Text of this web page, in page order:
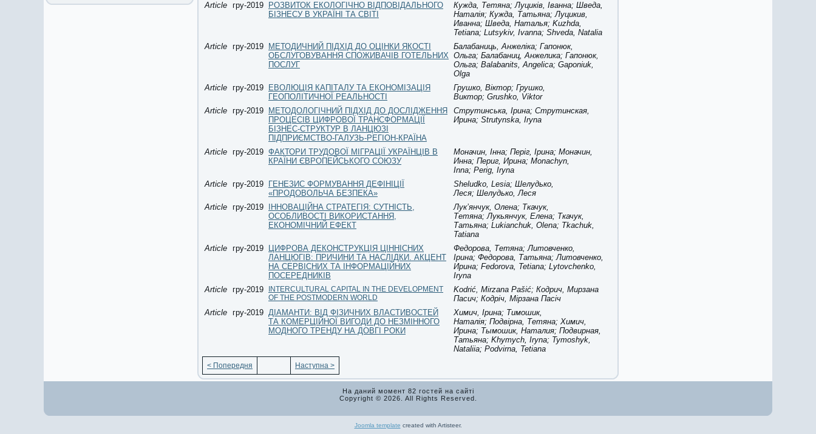
Article
гру-2019
РОЗВИТОК ЕКОЛОГІЧНО ВІДПОВІДАЛЬНОГО
БІЗНЕСУ В УКРАЇНІ ТА СВІТІ
Кужда, Тетяна; Луциків, Іванна; Шведа,
Наталія; Кужда, Татьяна; Луцикив,
Иванна; Шведа, Наталья; Kuzhda,
Tetiana; Lutsykiv, Ivanna; Shveda, Natalia
Article
гру-2019
МЕТОДИЧНИЙ ПІДХІД ДО ОЦІНКИ ЯКОСТІ
ОБСЛУГОВУВАННЯ СПОЖИВАЧІВ ГОТЕЛЬНИХ
ПОСЛУГ
Балабаниць, Анжеліка; Гапонюк,
Ольга; Балабаниц, Анжелика; Гапонюк,
Ольга; Balabanits, Angelica; Gaponiuk,
Olga
Article
гру-2019
ЕВОЛЮЦІЯ КАПІТАЛУ ТА ЕКОНОМІЗАЦІЯ
ГЕОПОЛІТИЧНОЇ РЕАЛЬНОСТІ
Грушко, Віктор; Грушко,
Виктор; Grushko, Viktor
Article
гру-2019
МЕТОДОЛОГІЧНИЙ ПІДХІД ДО ДОСЛІДЖЕННЯ
ПРОЦЕСІВ ЦИФРОВОЇ ТРАНСФОРМАЦІЇ
БІЗНЕС-СТРУКТУР В ЛАНЦЮЗІ
ПІДПРИЄМСТВО-ГАЛУЗЬ-РЕГІОН-КРАЇНА
Струтинська, Ірина; Струтинская,
Ирина; Strutynska, Iryna
Article гру-2019 ФАКТОРИ ТРУДОВОЇ МІГРАЦІЇ УКРАЇНЦІВ В
КРАЇНИ ЄВРОПЕЙСЬКОГО СОЮЗУ
Моначин, Інна; Періг, Ірина; Моначин,
Инна; Периг, Ирина; Monachyn,
Inna; Perig, Iryna
Article
гру-2019
ГЕНЕЗИС ФОРМУВАННЯ ДЕФІНІЦІЇ
«ПРОДОВОЛЬЧА БЕЗПЕКА»
Sheludko, Lesia; Шелудько,
Леся; Шелудько, Леся
Article
гру-2019
ІННОВАЦІЙНА СТРАТЕГІЯ: СУТНІСТЬ,
ОСОБЛИВОСТІ ВИКОРИСТАННЯ,
ЕКОНОМІЧНИЙ ЕФЕКТ
Лук’янчук, Олена; Ткачук,
Тетяна; Лукьянчук, Елена; Ткачук,
Татьяна; Lukianchuk, Olena; Tkachuk,
Tatiana
Article
гру-2019
ЦИФРОВА ДЕКОНСТРУКЦІЯ ЦІННІСНИХ
ЛАНЦЮГІВ: ПРИЧИНИ ТА НАСЛІДКИ. АКЦЕНТ
НА СЕРВІСНИХ ТА ІНФОРМАЦІЙНИХ
ПОСЕРЕДНИКІВ
Федорова, Тетяна; Литовченко,
Ірина; Федорова, Татьяна; Литовченко,
Ирина; Fedorova, Tetiana; Lytovchenko,
Iryna
Article
гру-2019
INTERCULTURAL CAPITAL IN THE DEVELOPMENT
OF THE POSTMODERN WORLD
Kodrić, Mirzana Pašić; Кодрич, Мирзана
Пасич; Кодріч, Мірзана Пасіч
Article
гру-2019 ДІАМАНТИ: ВІД ФІЗИЧНИХ ВЛАСТИВОСТЕЙ
ТА КОМЕРЦІЙНОЇ ВИГОДИ ДО НЕЗМІННОГО
МОДНОГО ТРЕНДУ НА ДОВГІ РОКИ
Химич, Ірина; Тимошик,
Наталія; Подвірна, Тетяна; Химич,
Ирина; Тымошик, Наталия; Подвирная,
Татьяна; Khymych, Iryna; Tymoshyk,
Nataliia; Podvirna, Tetiana
< Попередня Наступна >
На даний момент 82 гостей на сайті
Copyright © 2026. All Rights Reserved.
Joomla template created with Artisteer.